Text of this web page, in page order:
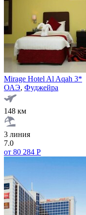
Mirage Hotel Al Aqah 3*
ОАЭ, Фуджейра
148 км
3 линия
7.0
от 80 284 Р